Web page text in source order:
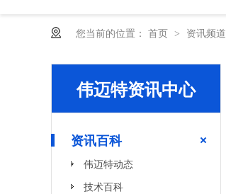
您当前的位置： 首页 > 资讯频道
伟迈特资讯中心
资讯百科
伟迈特动态
技术百科
自行车前叉主体高精CNC加工定制厂家